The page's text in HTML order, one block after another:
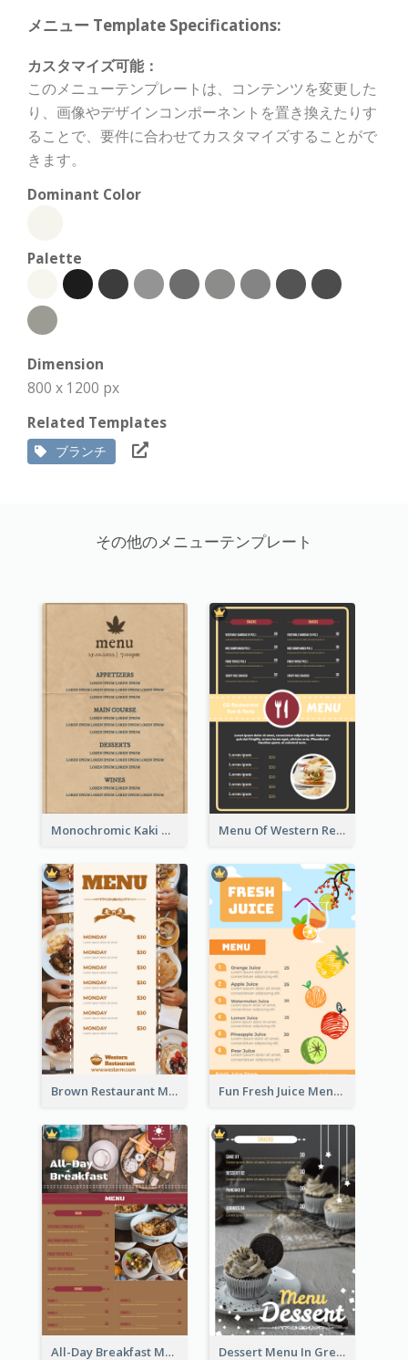
メニュー Template Specifications:
カスタマイズ可能：
このメニューテンプレートは、コンテンツを変更した
り、画像やデザインコンポーネントを置き換えたりす
ることで、要件に合わせてカスタマイズすることがで
きます。
Dominant Color
Palette
Dimension
800 x 1200 px
Related Templates
ブランチ
その他のメニューテンプレート
Monochromic Kaki Meal Design Inspiration Menu Of Western Restaurant In Simple Layout
Brown Restaurant Menu With Clear Information Fun Fresh Juice Menu With Graphics Of Fruit
All-Day Breakfast Menu In Brown And Red Dessert Menu In Grey Colour Tone